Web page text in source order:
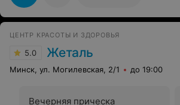
ЦЕНТР КРАСОТЫ И ЗДОРОВЬЯ
5.0 Жеталь
Минск, ул. Могилевская, 2/1 до 19:00
Вечерняя прическа